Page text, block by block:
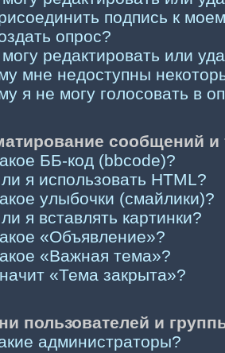
подпись к
опрос?
редактировать или
мне недоступны
я не могу голосовать в
сообщений
ББ-код (bbcode)?
я использовать HTML?
улыбочки (смайлики)?
я вставлять картинки?
«Объявление»?
«Важная тема»?
«Тема закрыта»?
пользователей и
администраторы?